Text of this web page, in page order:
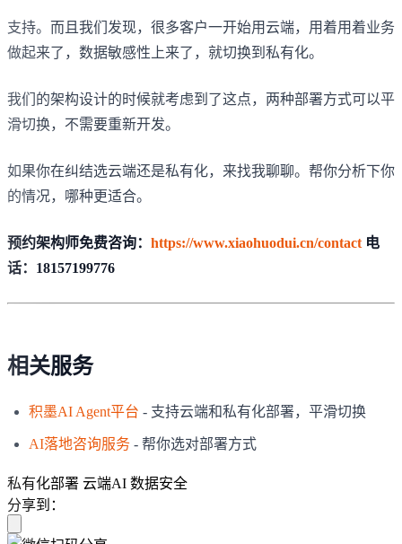
支持。而且我们发现，很多客户一开始用云端，用着用着业务
做起来了，数据敏感性上来了，就切换到私有化。
我们的架构设计的时候就考虑到了这点，两种部署方式可以平
滑切换，不需要重新开发。
如果你在纠结选云端还是私有化，来找我聊聊。帮你分析下你
的情况，哪种更适合。
预约架构师免费咨询： https://www.xiaohuodui.cn/contact 电
话：18157199776
相关服务
积墨AI Agent平台 - 支持云端和私有化部署，平滑切换
AI落地咨询服务 - 帮你选对部署方式
私有化部署 云端AI 数据安全
分享到：